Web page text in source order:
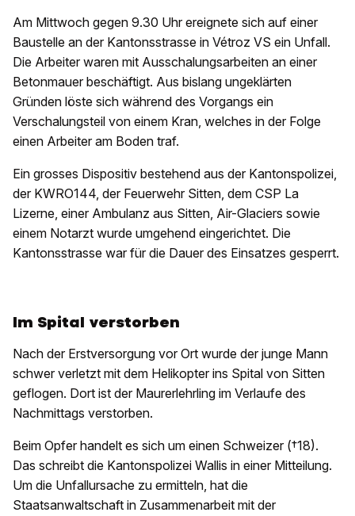
Am Mittwoch gegen 9.30 Uhr ereignete sich auf einer
Baustelle an der Kantonsstrasse in Vétroz VS ein Unfall.
Die Arbeiter waren mit Ausschalungsarbeiten an einer
Betonmauer beschäftigt. Aus bislang ungeklärten
Gründen löste sich während des Vorgangs ein
Verschalungsteil von einem Kran, welches in der Folge
einen Arbeiter am Boden traf.
Ein grosses Dispositiv bestehend aus der Kantonspolizei,
der KWRO144, der Feuerwehr Sitten, dem CSP La
Lizerne, einer Ambulanz aus Sitten, Air-Glaciers sowie
einem Notarzt wurde umgehend eingerichtet. Die
Kantonsstrasse war für die Dauer des Einsatzes gesperrt.
Im Spital verstorben
Nach der Erstversorgung vor Ort wurde der junge Mann
schwer verletzt mit dem Helikopter ins Spital von Sitten
geflogen. Dort ist der Maurerlehrling im Verlaufe des
Nachmittags verstorben.
Beim Opfer handelt es sich um einen Schweizer (†18).
Das schreibt die Kantonspolizei Wallis in einer Mitteilung.
Um die Unfallursache zu ermitteln, hat die
Staatsanwaltschaft in Zusammenarbeit mit der